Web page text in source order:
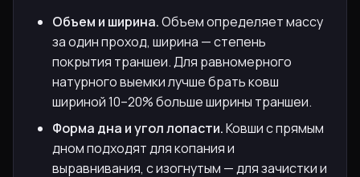
Объем и ширина.Объем определяет массу
за один проход, ширина — степень
покрытия траншеи. Для равномерного
натурного выемки лучше брать ковш
шириной 10–20% больше ширины траншеи.
Форма дна и угол лопасти.Ковши с прямым
дном подходят для копания и
выравнивания, с изогнутым — для зачистки и